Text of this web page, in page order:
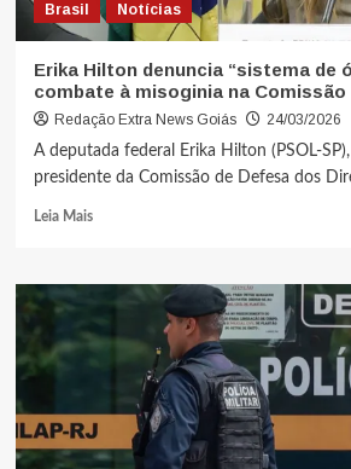
Brasil Notícias
Erika Hilton denuncia “sistema de
combate à misoginia na Comissão
Redação Extra News Goiás
24/03/2026
A deputada federal Erika Hilton (PSOL-
presidente da Comissão de Defesa dos
Leia Mais